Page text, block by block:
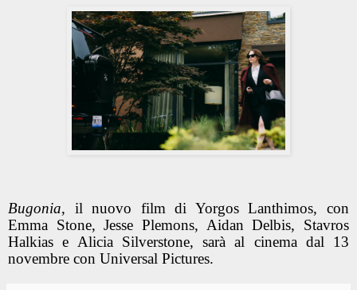
Bugonia, il nuovo film di Yorgos Lanthimos, con
Emma Stone, Jesse Plemons, Aidan Delbis, Stavros
Halkias e Alicia Silverstone, sarà al cinema dal 13
novembre con Universal Pictures.